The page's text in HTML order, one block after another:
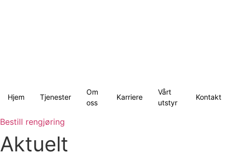
Hjem Tjenester
Om
oss
Karriere
Vårt
utstyr
Kontakt
Bestill rengjøring
Aktuelt